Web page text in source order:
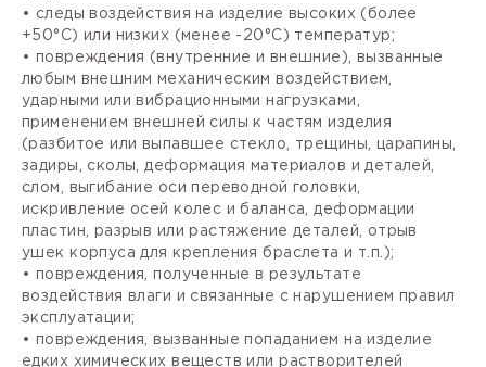
• следы воздействия на изделие высоких (более
+50°С) или низких (менее -20°С) температур;
• повреждения (внутренние и внешние), вызванные
любым внешним механическим воздействием,
ударными или вибрационными нагрузками,
применением внешней силы к частям изделия
(разбитое или выпавшее стекло, трещины, царапины,
задиры, сколы, деформация материалов и деталей,
слом, выгибание оси переводной головки,
искривление осей колес и баланса, деформации
пластин, разрыв или растяжение деталей, отрыв
ушек корпуса для крепления браслета и т.п.);
• повреждения, полученные в результате
воздействия влаги и связанные с нарушением правил
эксплуатации;
• повреждения, вызванные попаданием на изделие
едких химических веществ или растворителей